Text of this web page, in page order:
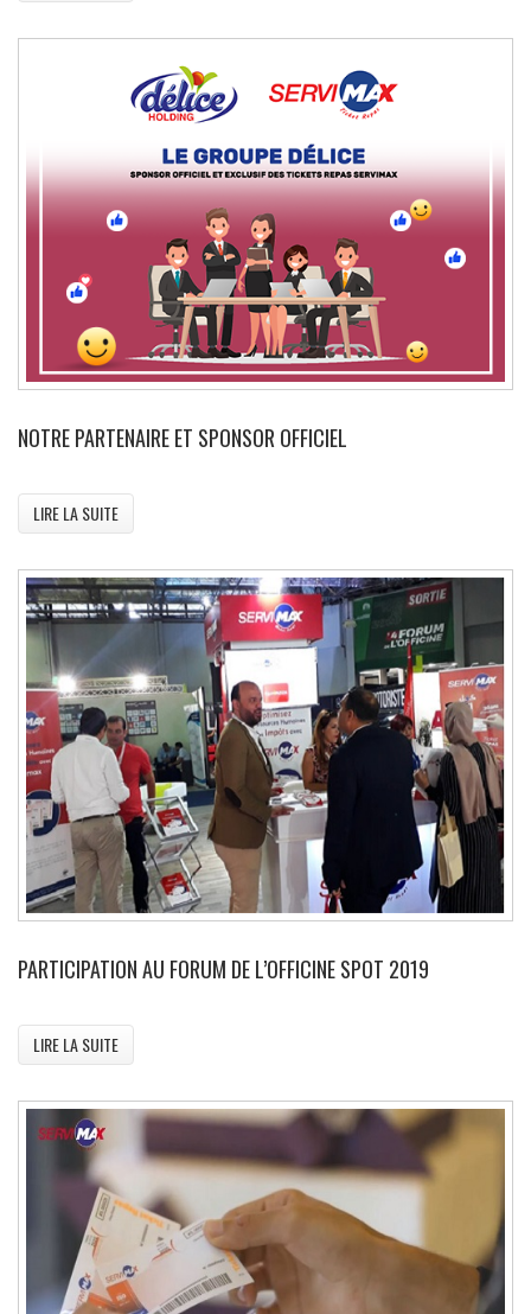
NOTRE PARTENAIRE ET SPONSOR OFFICIEL
LIRE LA SUITE
PARTICIPATION AU FORUM DE L’OFFICINE SPOT 2019
LIRE LA SUITE